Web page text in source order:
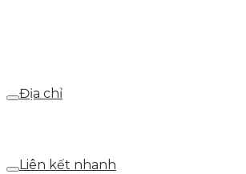
Địa chỉ
Liên kết nhanh